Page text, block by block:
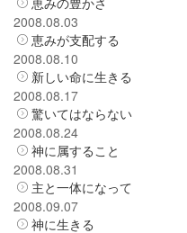
2008.08.03
恵みが支配する
2008.08.10
新しい命に生きる
2008.08.17
驚いてはならない
2008.08.24
神に属すること
2008.08.31
主と一体になって
2008.09.07
神に生きる